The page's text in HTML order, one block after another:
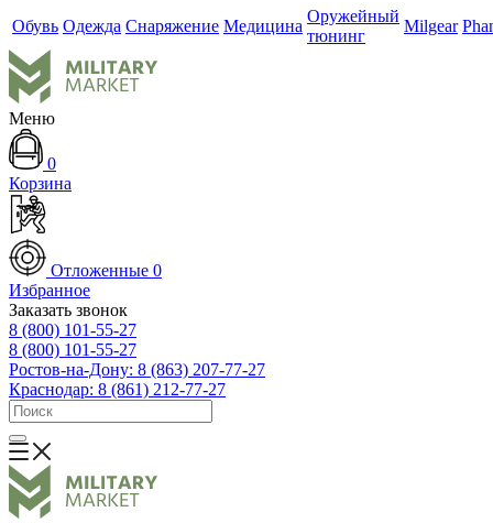
Обувь Одежда Снаряжение Медицина
Оружейный
тюнинг
Milgear
Меню
0
Корзина
Отложенные 0
Избранное
Заказать звонок
8 (800) 101-55-27
8 (800) 101-55-27
Ростов-на-Дону: 8 (863) 207-77-27
Краснодар: 8 (861) 212-77-27